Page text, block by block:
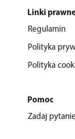
Linki
Regulamin
Polityka
Polityka
Pomoc
Zadaj pytanie